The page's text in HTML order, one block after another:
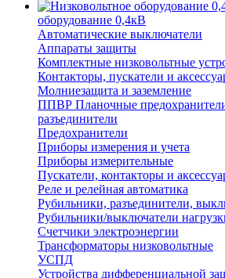
оборудование 0,4кВ
Автоматические выключатели
Аппараты защиты
Комплектные низковольтные
Контакторы, пускатели и
Молниезащита и заземление
ППВР Планочные
разъединители
Предохранители
Приборы измерения и учета
Приборы измерительные
Пускатели, контакторы и
Реле и релейная автоматика
Рубильники, разъединители,
Рубильники/выключатели
Счетчики электроэнергии
Трансформаторы низковольтные
УСПД
Устройства дифференциальной